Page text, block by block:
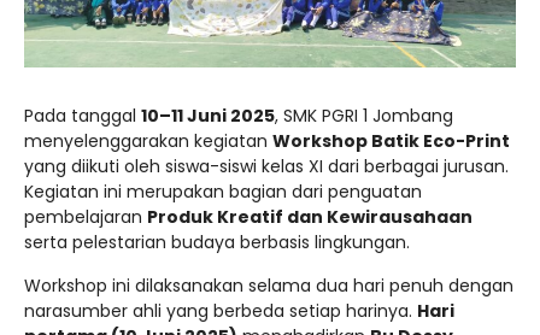
Pada tanggal 10–11 Juni 2025, SMK PGRI 1 Jombang
menyelenggarakan kegiatan Workshop Batik Eco-Print
yang diikuti oleh siswa-siswi kelas XI dari berbagai jurusan.
Kegiatan ini merupakan bagian dari penguatan
pembelajaran Produk Kreatif dan Kewirausahaan
serta pelestarian budaya berbasis lingkungan.
Workshop ini dilaksanakan selama dua hari penuh dengan
narasumber ahli yang berbeda setiap harinya. Hari